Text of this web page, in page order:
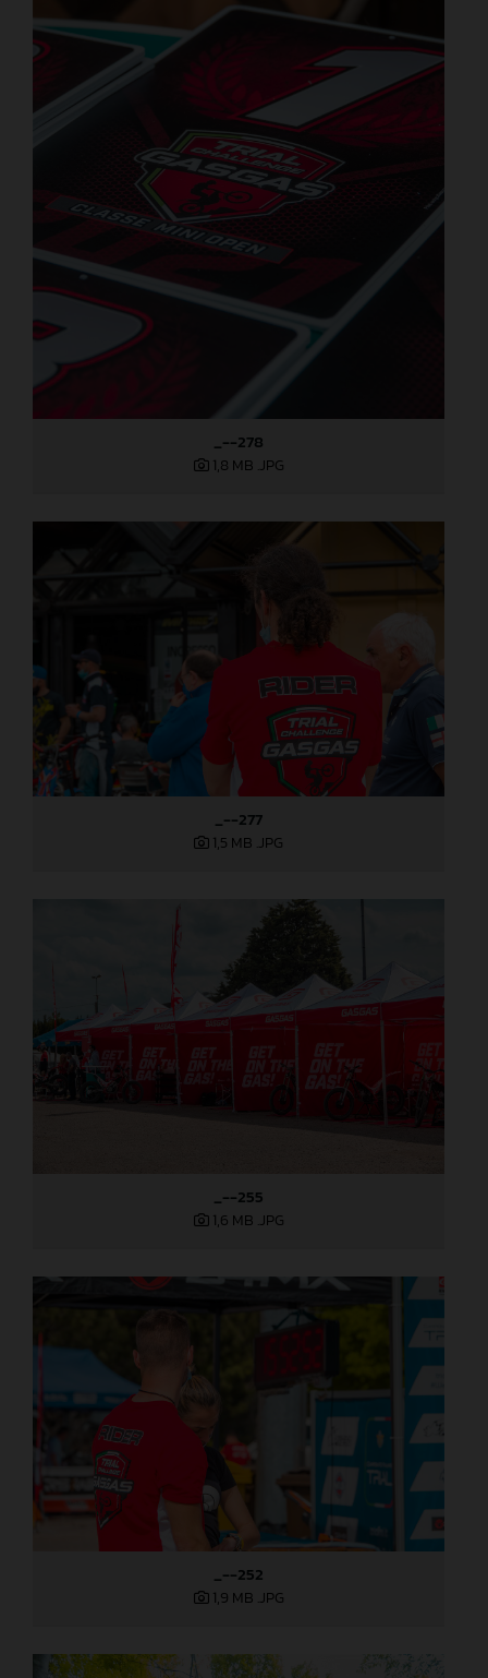
_--278
1,8 MB .JPG
_--277
1,5 MB .JPG
_--255
1,6 MB .JPG
_--252
1,9 MB .JPG